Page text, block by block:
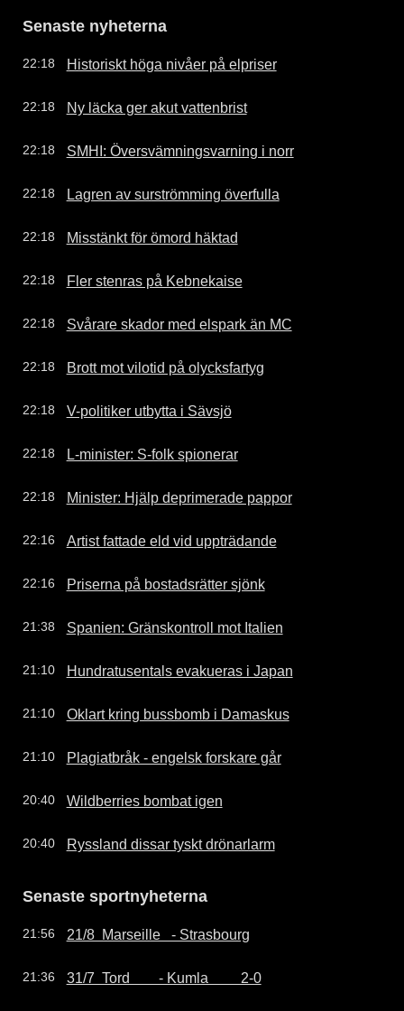
Senaste nyheterna
22:18 Historiskt höga nivåer på elpriser
22:18 Ny läcka ger akut vattenbrist
22:18 SMHI: Översvämningsvarning i norr
22:18 Lagren av surströmming överfulla
22:18 Misstänkt för ömord häktad
22:18 Fler stenras på Kebnekaise
22:18 Svårare skador med elspark än MC
22:18 Brott mot vilotid på olycksfartyg
22:18 V-politiker utbytta i Sävsjö
22:18 L-minister: S-folk spionerar
22:18 Minister: Hjälp deprimerade pappor
22:16 Artist fattade eld vid uppträdande
22:16 Priserna på bostadsrätter sjönk
21:38 Spanien: Gränskontroll mot Italien
21:10 Hundratusentals evakueras i Japan
21:10 Oklart kring bussbomb i Damaskus
21:10 Plagiatbråk - engelsk forskare går
20:40 Wildberries bombat igen
20:40 Ryssland dissar tyskt drönarlarm
Senaste sportnyheterna
21:56 21/8  Marseille   - Strasbourg
21:36 31/7  Tord        - Kumla         2-0